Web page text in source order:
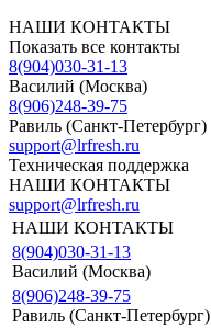
НАШИ КОНТАКТЫ
Показать все контакты
8(904)030-31-13
Василий (Москва)
8(906)248-39-75
Равиль (Санкт-Петербург)
support@lrfresh.ru
Техническая поддержка
НАШИ КОНТАКТЫ
support@lrfresh.ru
НАШИ КОНТАКТЫ
8(904)030-31-13
Василий (Москва)
8(906)248-39-75
Равиль (Санкт-Петербург)